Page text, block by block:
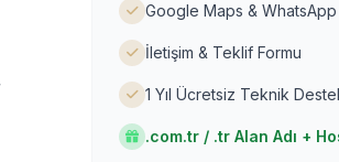
Google Maps &
İletişim & Teklif Formu
1 Yıl Ücretsiz Teknik
.com.tr / .tr Alan Adı +